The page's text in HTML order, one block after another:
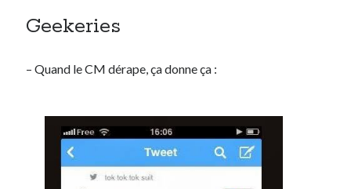
Geekeries
– Quand le CM dérape, ça donne ça :